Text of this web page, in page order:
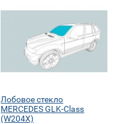
Лобовое стекло
MERCEDES GLK-Class
(W204X)